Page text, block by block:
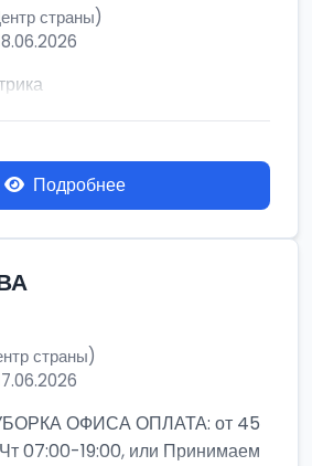
страны)
Подробнее
страны)
ОФИСА ОПЛАТА: от 45
07:00-19:00, или Принимаем